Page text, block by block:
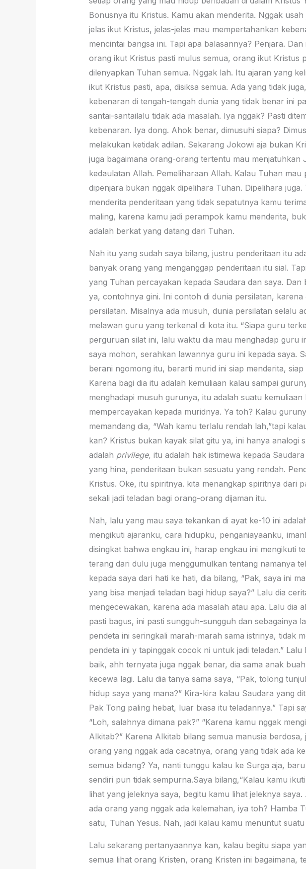
Bonusnya itu Kristus. Kamu akan menderita. Nggak
jelas ikut Kristus, jelas-jelas mau mempertahankan
mencintai bangsa ini. Tapi apa balasannya? Penjara.
orang ikut Kristus pasti mulus semua, orang ikut Kristus
dilenyapkan Tuhan semua. Nggak lah. Itu ajaran yang
ikut Kristus pasti, apa, disiksa semua. Ada yang tidak
kebenaran di tengah-tengah dunia yang tidak benar ini
santai-santailalu tidak ada masalah. Iya nggak? Pasti
kebenaran. Iya dong. Ahok benar, dimusuhi siapa?
melakukan ketidak adilan. Sekarang Jokowi aja bukan
juga bagaimana orang-orang tertentu mau
kedaulatan Allah. Pemeliharaan Allah. Kalau Tuhan
dipenjara bukan nggak dipelihara Tuhan. Dipelihara
menderita penderitaan yang tidak sepatutnya kamu
maling, karena kamu jadi perampok kamu menderita,
adalah berkat yang datang dari Tuhan.
Nah itu yang sudah saya bilang, justru penderitaan itu
banyak orang yang menganggap penderitaan itu sial.
yang Tuhan percayakan kepada Saudara dan saya.
ya, contohnya gini. Ini contoh di dunia persilatan,
persilatan. Misalnya ada musuh, dunia persilatan selalu
melawan guru yang terkenal di kota itu. “Siapa guru
perguruan silat ini, lalu waktu dia mau menghadap guru
saya mohon, serahkan lawannya guru ini kepada saya.
berani ngomong itu, berarti murid ini siap menderita,
Karena bagi dia itu adalah kemuliaan kalau sampai
menghadapi musuh gurunya, itu adalah suatu
mempercayakan kepada muridnya. Ya toh? Kalau
memandang dia, “Wah kamu terlalu rendah lah,”tapi
kan? Kristus bukan kayak silat gitu ya, ini hanya analogi
adalah privilege, itu adalah hak istimewa kepada
yang hina, penderitaan bukan sesuatu yang rendah.
Kristus. Oke, itu spiritnya. kita menangkap spiritnya dari
sekali jadi teladan bagi orang-orang dijaman itu.
Nah, lalu yang mau saya tekankan di ayat ke-10 ini
mengikuti ajaranku, cara hidupku, penganiayaanku,
disingkat bahwa engkau ini, harap engkau ini mengikuti
terang dari dulu juga menggumulkan tentang namanya
kepada saya dari hati ke hati, dia bilang, “Pak, saya ini
yang bisa menjadi teladan bagi hidup saya?” Lalu dia
mengecewakan, karena ada masalah atau apa. Lalu
pasti bagus, ini pasti sungguh-sungguh dan sebagainya
pendeta ini seringkali marah-marah sama istrinya, tidak
pendeta ini y tapinggak cocok ni untuk jadi teladan.”
baik, ahh ternyata juga nggak benar, dia sama anak
kecewa lagi. Lalu dia tanya sama saya, “Pak, tolong
hidup saya yang mana?” Kira-kira kalau Saudara yang
Pak Tong paling hebat, luar biasa itu teladannya.” Tapi
“Loh, salahnya dimana pak?” “Karena kamu nggak
Alkitab?” Karena Alkitab bilang semua manusia
orang yang nggak ada cacatnya, orang yang tidak ada
semua bidang? Ya, nanti tunggu kalau ke Surga aja,
sendiri pun tidak sempurna.Saya bilang,“Kalau kamu
lihat yang jeleknya saya, begitu kamu lihat jeleknya
ada orang yang nggak ada kelemahan, iya toh? Hamba
satu, Tuhan Yesus. Nah, jadi kalau kamu menuntut
Lalu sekarang pertanyaannya kan, kalau begitu siapa
semua lihat orang Kristen, orang Kristen ini bagaimana,